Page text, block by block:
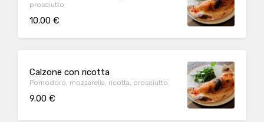
prosciutto
10.00 €
Calzone con ricotta
Pomodoro, mozzarella, ricotta, prosciutto
9.00 €